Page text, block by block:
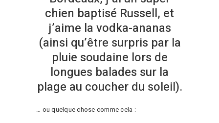
chien baptisé Russell, et
j’aime la vodka-ananas
(ainsi qu’être surpris par la
pluie soudaine lors de
longues balades sur la
plage au coucher du soleil).
… ou quelque chose comme cela :